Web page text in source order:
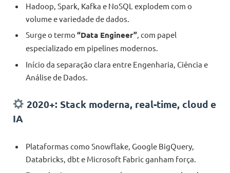
Hadoop, Spark, Kafka e NoSQL explodem com o
volume e variedade de dados.
Surge o termo “Data Engineer”, com papel
especializado em pipelines modernos.
Início da separação clara entre Engenharia, Ciência e
Análise de Dados.
2020+: Stack moderna, real-time, cloud e
IA
Plataformas como Snowflake, Google BigQuery,
Databricks, dbt e Microsoft Fabric ganham força.